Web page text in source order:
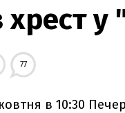
хрест у
77
в 10:30